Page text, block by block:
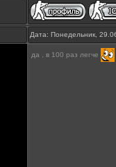
Дата: Понедельник,
да , в 100 раз легче